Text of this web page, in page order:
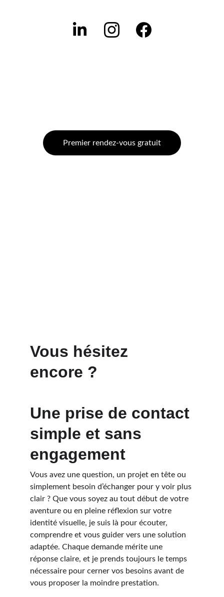
Premier rendez-vous gratuit
Vous hésitez
encore ?
Une prise de contact
simple et sans
engagement
Vous avez une question, un projet en tête ou
simplement besoin d’échanger pour y voir plus
clair ? Que vous soyez au tout début de votre
aventure ou en pleine réflexion sur votre
identité visuelle, je suis là pour écouter,
comprendre et vous guider vers une solution
adaptée. Chaque demande mérite une
réponse claire, et je prends toujours le temps
nécessaire pour cerner vos besoins avant de
vous proposer la moindre prestation.